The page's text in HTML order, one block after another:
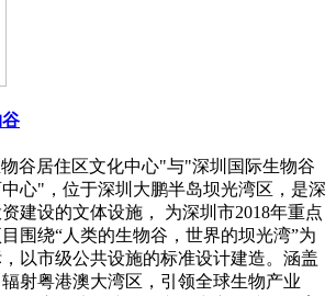
谷居住区文化中心"与"深圳国际生物谷
心"，位于深圳大鹏半岛坝光湾区，是深
建设的文体设施， 为深圳市2018年重点
围绕“人类的生物谷，世界的坝光湾”为
以市级公共设施的标准设计建造。涵盖
射粤港澳大湾区，引领全球生物产业